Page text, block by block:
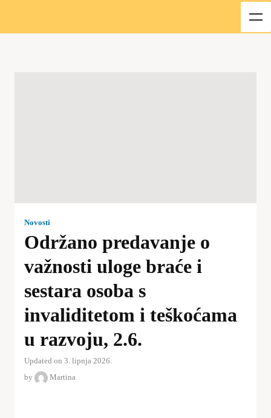
Novosti
Održano predavanje o
važnosti uloge braće i
sestara osoba s
invaliditetom i teškoćama
u razvoju, 2.6.
Updated on 3. lipnja 2026.
by
Martina